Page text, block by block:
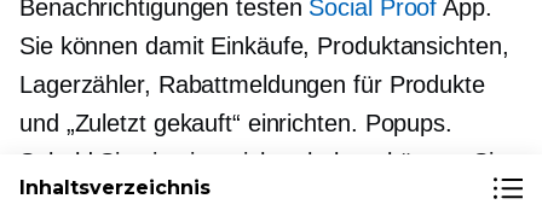
Benachrichtigungen testen Social Proof App.
Sie können damit Einkäufe, Produktansichten,
Lagerzähler, Rabattmeldungen für Produkte
und „Zuletzt gekauft“ einrichten. Popups.
Sobald Sie sie eingerichtet haben, können Sie
im Analysebereich der App sehen, welche
Inhaltsverzeichnis